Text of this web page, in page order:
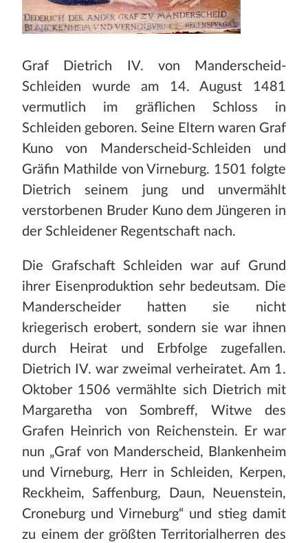
Graf Dietrich IV. von Manderscheid-
Schleiden wurde am 14. August 1481
vermutlich im gräflichen Schloss in
Schleiden geboren. Seine Eltern waren Graf
Kuno von Manderscheid-Schleiden und
Gräfin Mathilde von Virneburg. 1501 folgte
Dietrich seinem jung und unvermählt
verstorbenen Bruder Kuno dem Jüngeren in
der Schleidener Regentschaft nach.
Die Grafschaft Schleiden war auf Grund
ihrer Eisenproduktion sehr bedeutsam. Die
Manderscheider hatten sie nicht
kriegerisch erobert, sondern sie war ihnen
durch Heirat und Erbfolge zugefallen.
Dietrich IV. war zweimal verheiratet. Am 1.
Oktober 1506 vermählte sich Dietrich mit
Margaretha von Sombreff, Witwe des
Grafen Heinrich von Reichenstein. Er war
nun „Graf von Manderscheid, Blankenheim
und Virneburg, Herr in Schleiden, Kerpen,
Reckheim, Saffenburg, Daun, Neuenstein,
Croneburg und Virneburg“ und stieg damit
zu einem der größten Territorialherren des